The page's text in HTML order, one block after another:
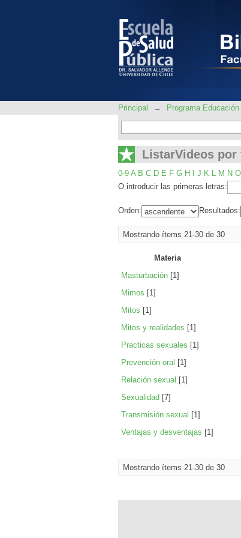
Principal → Programa Educación
ListarVideos por
0-9 A B C D E F G H J K L M N O
O introducir las primeras letras:
Orden: Resultados:
Mostrando ítems 21-30 de 30
Materia
Masturbación [1]
Mimos [1]
Mitos [1]
Mitos y realidades [1]
Practicas sexuales [1]
Prevención oral [1]
Relación sexual [1]
Sexualidad [7]
Transmisión sexual [1]
Ventajas y desventajas [1]
Mostrando ítems 21-30 de 30